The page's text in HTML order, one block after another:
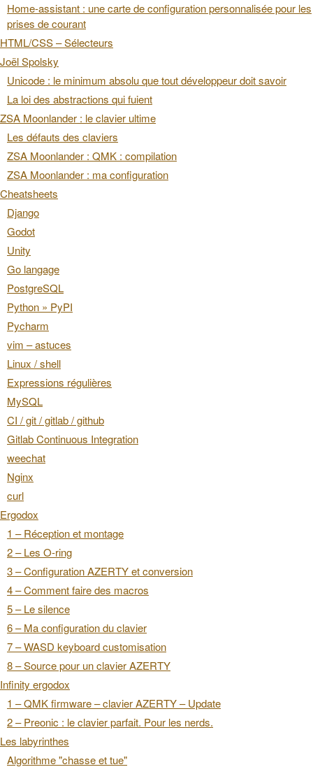
Home-assistant : une carte de configuration personnalisée pour les
prises de courant
HTML/CSS – Sélecteurs
Joël Spolsky
Unicode : le minimum absolu que tout développeur doit savoir
La loi des abstractions qui fuient
ZSA Moonlander : le clavier ultime
Les défauts des claviers
ZSA Moonlander : QMK : compilation
ZSA Moonlander : ma configuration
Cheatsheets
Django
Godot
Unity
Go langage
PostgreSQL
Python » PyPI
Pycharm
vim – astuces
Linux / shell
Expressions régulières
MySQL
CI / git / gitlab / github
Gitlab Continuous Integration
weechat
Nginx
curl
Ergodox
1 – Réception et montage
2 – Les O-ring
3 – Configuration AZERTY et conversion
4 – Comment faire des macros
5 – Le silence
6 – Ma configuration du clavier
7 – WASD keyboard customisation
8 – Source pour un clavier AZERTY
Infinity ergodox
1 – QMK firmware – clavier AZERTY – Update
2 – Preonic : le clavier parfait. Pour les nerds.
Les labyrinthes
Algorithme "chasse et tue"